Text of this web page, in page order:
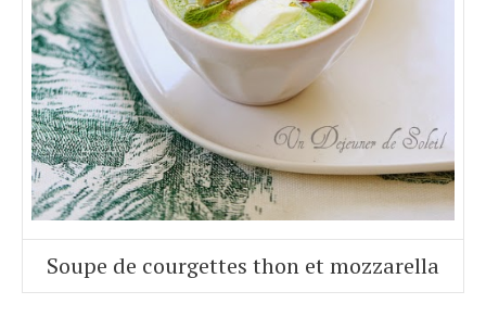
Soupe de courgettes thon et mozzarella